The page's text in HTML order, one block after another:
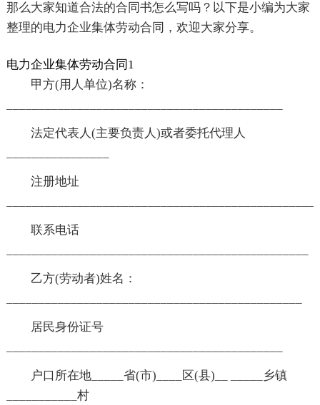
那么大家知道合法的合同书怎么写吗？以下是小编为大家
整理的电力企业集体劳动合同，欢迎大家分享。
电力企业集体劳动合同1
甲方(用人单位)名称：
法定代表人(主要负责人)或者委托代理人
注册地址
联系电话
乙方(劳动者)姓名：
居民身份证号
户口所在地_____省(市)____区(县)__ _____乡镇
___________村